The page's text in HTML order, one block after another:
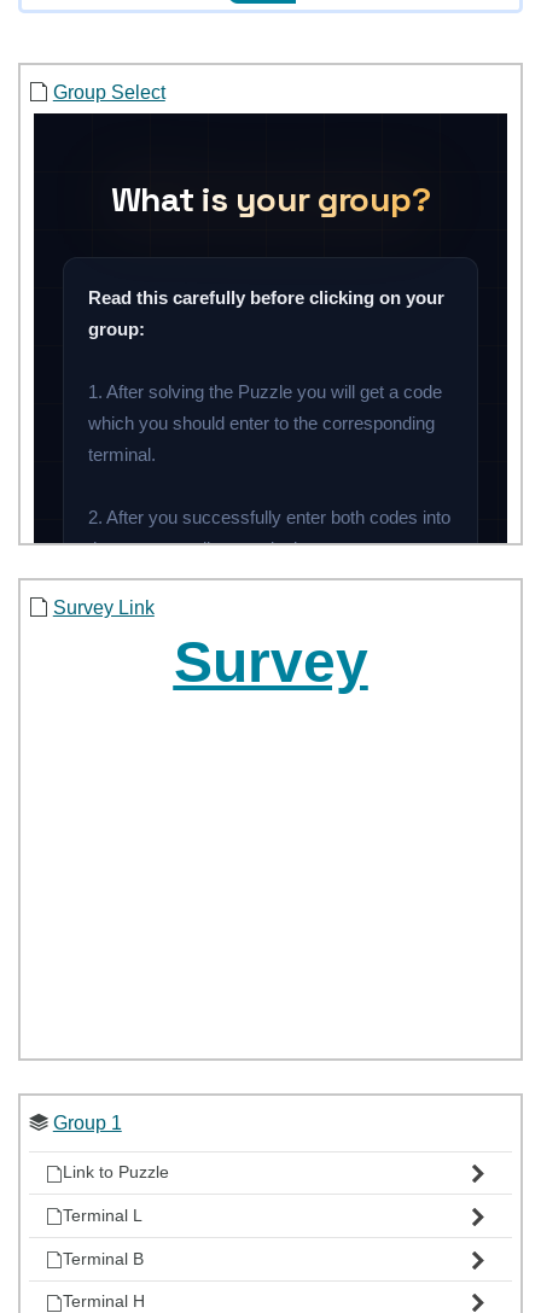
Group Select
Survey Link
Group 1
Link to Puzzle
Terminal L
Terminal B
Terminal H